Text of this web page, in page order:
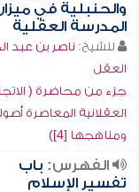
والحنبلية في
المدرسة العقلية
للشيخ: ناصر بن عبد
العقل
جزء من محاضرة (
العقلانية المعاصرة
ومناهجها [4])
الفهرس: باب
تفسير الإسلام